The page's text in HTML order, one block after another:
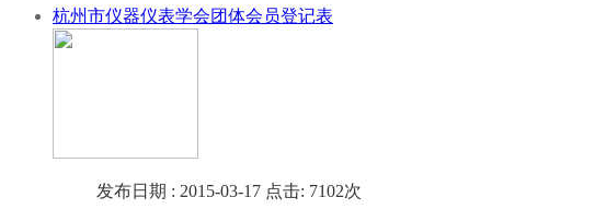
杭州市仪器仪表学会团体会员登记表
发布日期 : 2015-03-17 点击: 7102次